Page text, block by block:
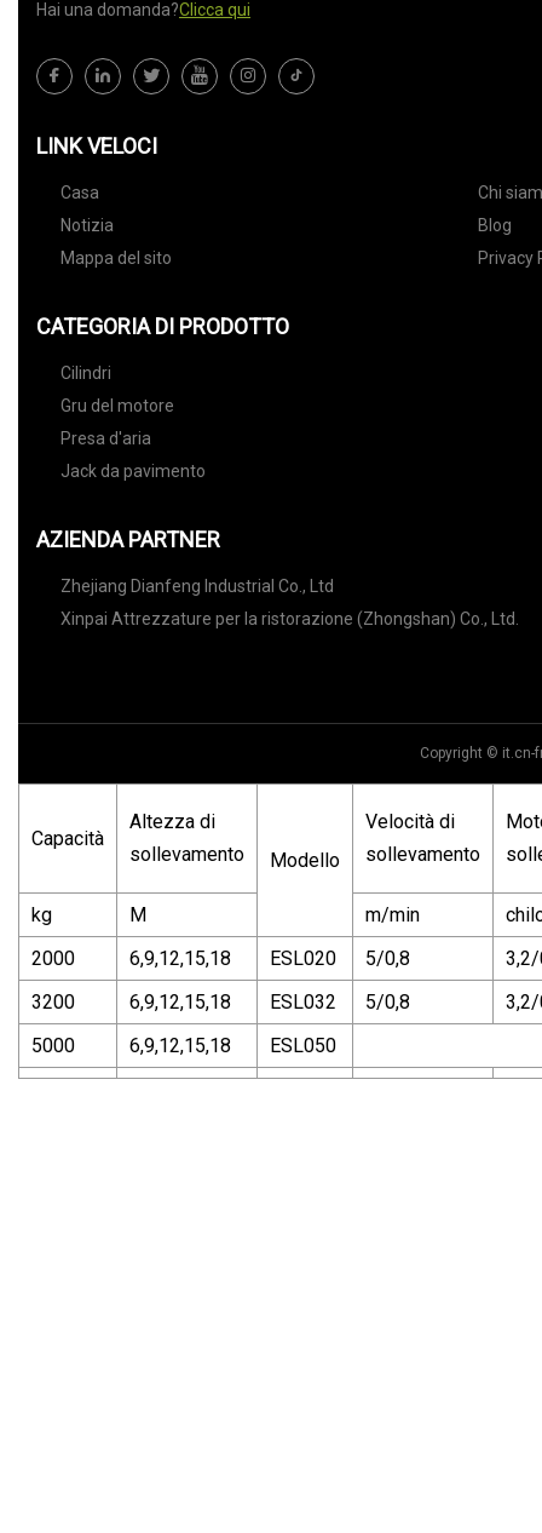
Hai una domanda?Clicca qui
LINK VELOCI
Casa
Chi
Notizia
Blog
Mappa del sito
Privacy
CATEGORIA DI PRODOTTO
Cilindri
Gru del motore
Presa d'aria
Jack da pavimento
AZIENDA PARTNER
Zhejiang Dianfeng Industrial Co., Ltd
Xinpai Attrezzature per la ristorazione (Zhongshan) Co., Ltd.
Copyright ©
Capacità
Altezza di
sollevamento
Modello
Velocità di
sollevamento
kg M m/min
2000
6,9,12,15,18 ESL020 5/0,8
3200
6,9,12,15,18 ESL032 5/0,8
5000
6,9,12,15,18 ESL050